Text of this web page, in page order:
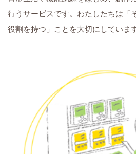
行うサービスです。わたしたちは「
役割を持つ」ことを大切にしています